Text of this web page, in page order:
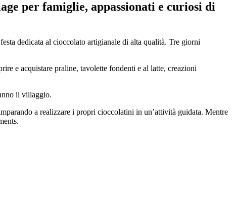
per famiglie, appassionati e curiosi di
dedicata al cioccolato artigianale di alta qualità. Tre giorni
e acquistare praline, tavolette fondenti e al latte, creazioni
il villaggio.
a realizzare i propri cioccolatini in un’attività guidata. Mentre